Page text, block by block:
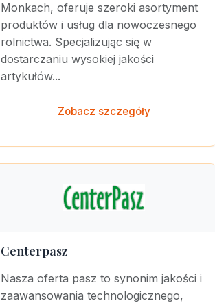
Monkach, oferuje szeroki asortyment
produktów i usług dla nowoczesnego
rolnictwa. Specjalizując się w
dostarczaniu wysokiej jakości
artykułów...
Zobacz szczegóły
Centerpasz
Nasza oferta pasz to synonim jakości i
zaawansowania technologicznego,